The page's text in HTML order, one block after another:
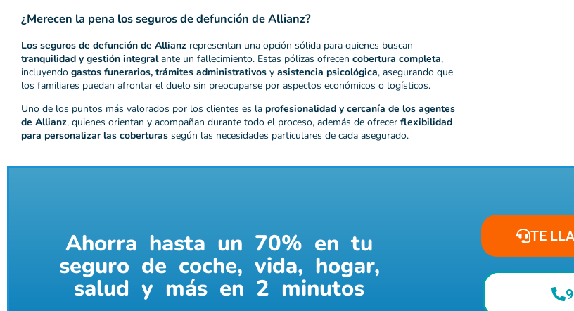
¿Merecen la pena los seguros de defunción de Allianz?
Los seguros de defunción de Allianz representan una opción sólida para quienes buscan
tranquilidad y gestión integralante un fallecimiento. Estas pólizas ofrecen cobertura completa,
incluyendo gastos funerarios, trámites administrativos y asistencia psicológica, asegurando que
los familiares puedan afrontar el duelo sin preocuparse por aspectos económicos o logísticos.
Uno de los puntos más valorados por los clientes es la profesionalidad y cercanía de los agentes
de Allianz, quienes orientan y acompañan durante todo el proceso, además de ofrecer flexibilidad
para personalizar las coberturas según las necesidades particulares de cada asegurado.
Ahorra hasta un 70% en tu
seguro de coche, vida, hogar,
salud y más en 2 minutos
TE